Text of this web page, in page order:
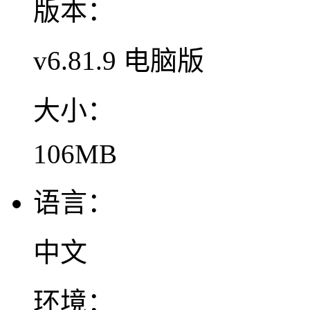
版本：
v6.81.9 电脑版
大小：
106MB
语言：
中文
环境：